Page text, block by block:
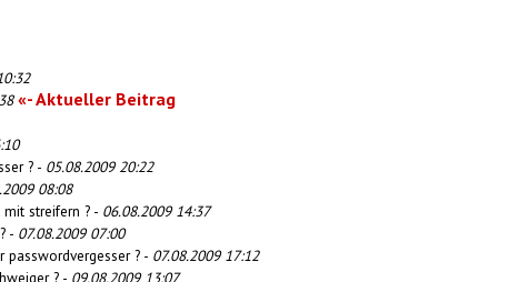
«- Aktueller Beitrag
? - 05.08.2009 20:22
08:08
streifern ? - 06.08.2009 14:37
- 07.08.2009 07:00
passwordvergesser ? - 07.08.2009 17:12
? - 09.08.2009 13:07